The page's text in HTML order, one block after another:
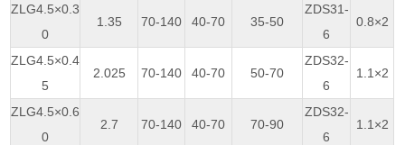
ZLG4.5×0.3
0
1.35 70-140 40-70 35-50
ZDS31-
6
0.8×2
ZLG4.5×0.4
5
2.025 70-140 40-70 50-70
ZDS32-
6
1.1×2
ZLG4.5×0.6
0
2.7 70-140 40-70 70-90
ZDS32-
6
1.1×2